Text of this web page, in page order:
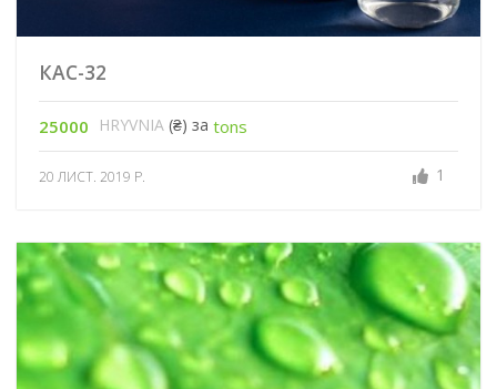
КАС-32
25000 HRYVNIA(₴) за tons
20 ЛИСТ. 2019 Р. 1